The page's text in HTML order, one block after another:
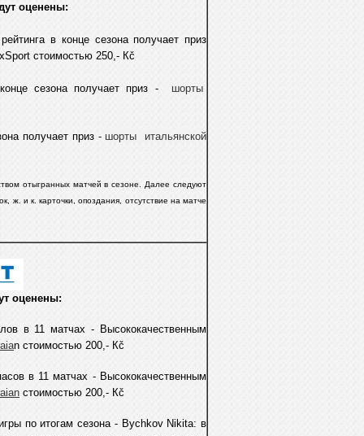
оценены:
в конце сезона получает приз
стоимостью 250,- Кč
сезона получает приз - шорты
получает приз - шорты итальянской
отыгранных матчей в сезоне. Далее следуют
ж. и к. карточки, опоздания, отсутствие на матче
оценены:
в 11 матчах - Высококачественным
n стоимостью 200,- Кč
в 11 матчах - Высококачественным
стоимостью 200,- Кč
по итогам сезона - Bychkov Nikita: в